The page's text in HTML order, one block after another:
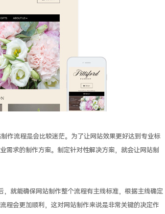
流程是会比较迷茫。为了让网站效果更好达到专业标
需求的制作方案。制定针对性解决方案，就会让网站制
就能确保网站制作整个流程有主线标准，根据主线确定
程会更加顺利，这对网站制作来说是非常关键的决定作